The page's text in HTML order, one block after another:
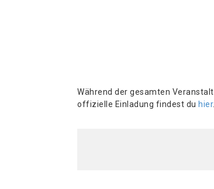
Während der gesamten
offizielle Einladung findest du hier.